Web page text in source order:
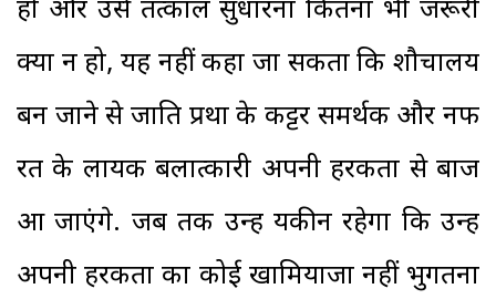
हो और उसे तत्काल सुधारना कितना भी जरूरी
क्यों न हो, यह नहीं कहा जा सकता कि शौचालय
बन जाने से जाति प्रथा के कट्टर समर्थक और नफ
रत के लायक बलात्कारी अपनी हरकतों से बाज
आ जाएंगे. जब तक उन्हें यकीन रहेगा कि उन्हें
अपनी हरकतों का कोई खामियाजा नहीं भुगतना